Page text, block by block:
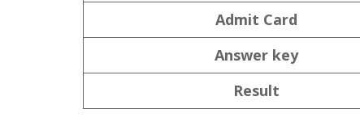
Admit Card
Answer key
Result